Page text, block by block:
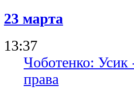
23 марта
13:37
Чоботенко: Усик
права